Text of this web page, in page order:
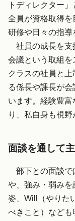
トディレクター
全員が資格取得
研修や日々の指導
社員の成長を支
会議という取組
クラスの社員と
る係長や課長が
います。経験豊
り、私自身も視野
面談を通して
部下との面談で
や、強み・弱み
姿、Will（やりた
べきこと）など